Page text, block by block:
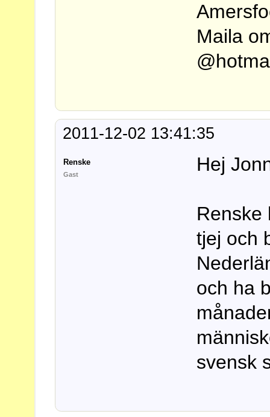
Maila
2011-12-02 13:41:35
Renske
Gast Hej
Renske
tjej och
och ha
svensk